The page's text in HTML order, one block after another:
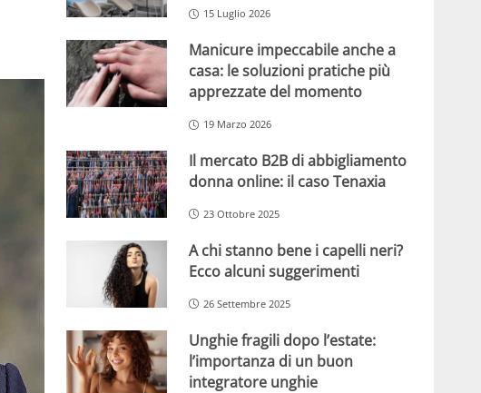
15 Luglio 2026
Manicure impeccabile anche a
casa: le soluzioni pratiche più
apprezzate del momento
19 Marzo 2026
Il mercato B2B di abbigliamento
donna online: il caso Tenaxia
23 Ottobre 2025
A chi stanno bene i capelli neri?
Ecco alcuni suggerimenti
26 Settembre 2025
Unghie fragili dopo l’estate:
l’importanza di un buon
integratore unghie